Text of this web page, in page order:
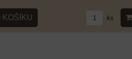
KOŠÍKU ks